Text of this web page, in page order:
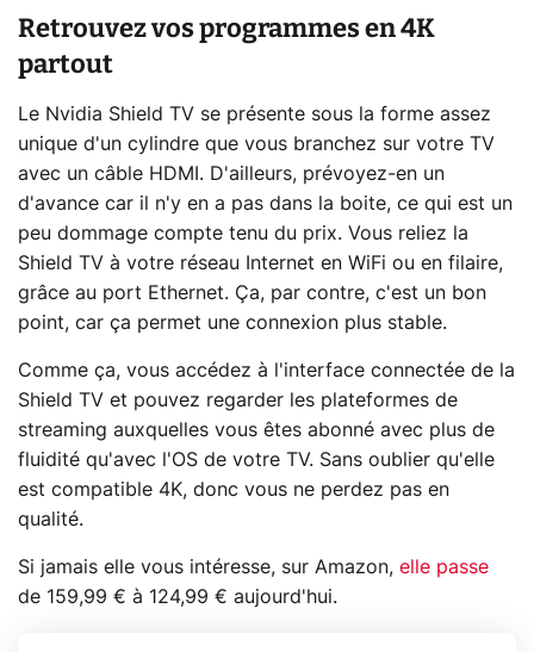
Retrouvez vos programmes en 4K
partout
Le Nvidia Shield TV se présente sous la forme assez
unique d'un cylindre que vous branchez sur votre TV
avec un câble HDMI. D'ailleurs, prévoyez-en un
d'avance car il n'y en a pas dans la boite, ce qui est un
peu dommage compte tenu du prix. Vous reliez la
Shield TV à votre réseau Internet en WiFi ou en filaire,
grâce au port Ethernet. Ça, par contre, c'est un bon
point, car ça permet une connexion plus stable.
Comme ça, vous accédez à l'interface connectée de la
Shield TV et pouvez regarder les plateformes de
streaming auxquelles vous êtes abonné avec plus de
fluidité qu'avec l'OS de votre TV. Sans oublier qu'elle
est compatible 4K, donc vous ne perdez pas en
qualité.
Si jamais elle vous intéresse, sur Amazon, elle passe
de 159,99 € à 124,99 € aujourd'hui.